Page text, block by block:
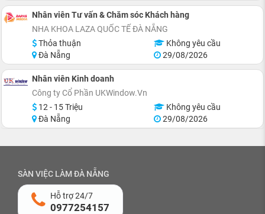
Nhân viên Tư vấn & Chăm sóc Khách hàng
NHA KHOA LAZA QUỐC TẾ ĐÀ NẴNG
Thỏa thuận
Không yêu cầu
Đà Nẵng
29/08/2026
Nhân viên Kinh doanh
Công ty Cổ Phần UKWindow.Vn
12 - 15 Triệu
Không yêu cầu
Đà Nẵng
29/08/2026
SÀN VIỆC LÀM ĐÀ NẴNG
Hỗ trợ 24/7
0977254157